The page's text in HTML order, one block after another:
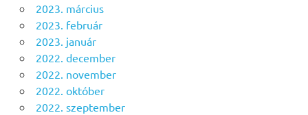
2023. március
2023. február
2023. január
2022. december
2022. november
2022. október
2022. szeptember